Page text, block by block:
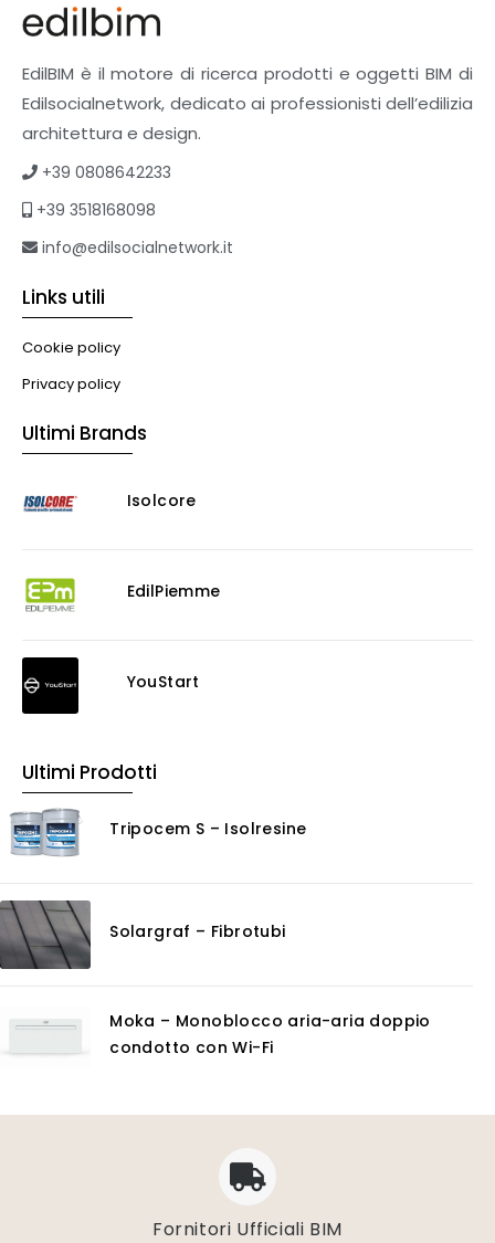
Pavimenti e rivestimenti
Pavimenti industriali
Sistemi giardini pensili
Supporti per esterni
Tetti verdi
eBook
Formazione professionale
Illuminazione
Murature
Risanamento E Restauro
Consolidanti
Rasanti per muro
Senza Categoria
Consulenza
GIS
Piattaforme Cloud
Software calcolo umidità e condensazione
Software di conversione vettoriale
Software di gestione dati geospaziali
EdilBIM è il motore di ricerca prodotti e oggetti BIM di
Edilsocialnetwork, dedicato ai professionisti dell’edilizia
architettura e design.
+39 0808642233
+39 3518168098
info@edilsocialnetwork.it
Links utili
Cookie policy
Privacy policy
Ultimi Brands
Isolcore
EdilPiemme
YouStart
Ultimi Prodotti
Tripocem S – Isolresine
Solargraf – Fibrotubi
Moka – Monoblocco aria-aria doppio
condotto con Wi-Fi
Fornitori Ufficiali BIM